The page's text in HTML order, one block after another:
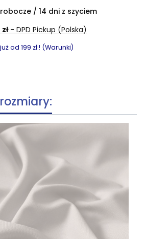
/ 14 dni z szyciem
- DPD Pickup (Polska)
od 199 zł ! (Warunki)